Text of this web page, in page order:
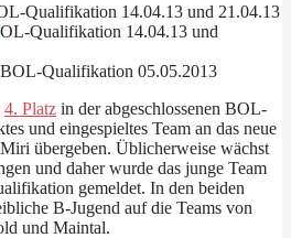
Qualifikation 14.04.13 und 21.04.13
OL-Qualifikation 14.04.13 und
BOL-Qualifikation 05.05.2013
4. Platz in der abgeschlossenen BOL-
und eingespieltes Team an das neue
übergeben. Üblicherweise wächst
und daher wurde das junge Team
gemeldet. In den beiden
B-Jugend auf die Teams von
und Maintal.